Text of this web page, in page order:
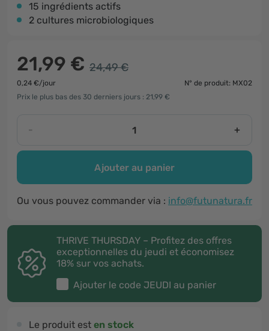
15 ingrédients actifs
2 cultures microbiologiques
21,99 € 24,49 €
0,24 €/jour
N° de produit: MX02
Prix le plus bas des 30 derniers jours : 21,99 €
- +
Ajouter au panier
Ou vous pouvez commander via : info@futunatura.fr
THRIVE THURSDAY – Profitez des offres
exceptionnelles du jeudi et économisez
18% sur vos achats.
Ajouter le code JEUDI au panier
Le produit est en stock